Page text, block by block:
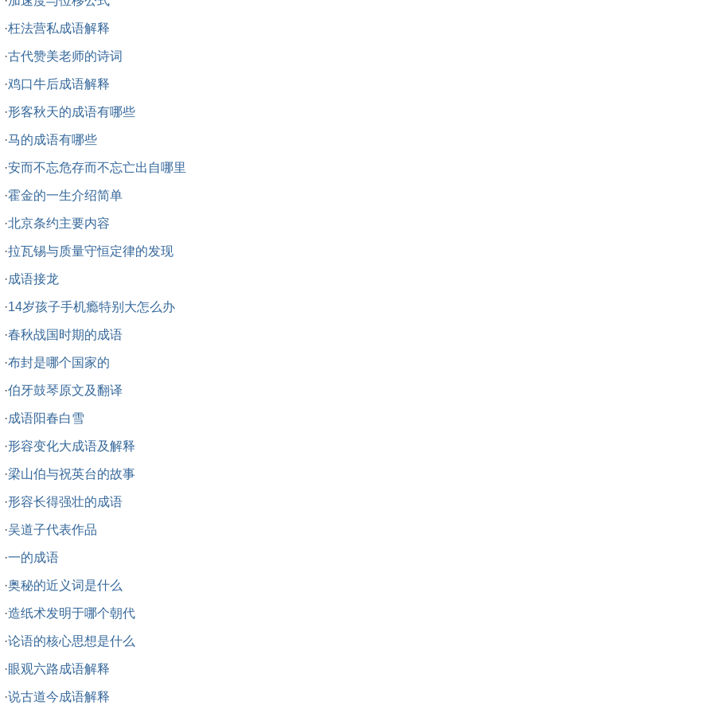
·枉法营私成语解释
·古代赞美老师的诗词
·鸡口牛后成语解释
·形客秋天的成语有哪些
·马的成语有哪些
·安而不忘危存而不忘亡出自哪里
·霍金的一生介绍简单
·北京条约主要内容
·拉瓦锡与质量守恒定律的发现
·成语接龙
·14岁孩子手机瘾特别大怎么办
·春秋战国时期的成语
·布封是哪个国家的
·伯牙鼓琴原文及翻译
·成语阳春白雪
·形容变化大成语及解释
·梁山伯与祝英台的故事
·形容长得强壮的成语
·吴道子代表作品
·一的成语
·奥秘的近义词是什么
·造纸术发明于哪个朝代
·论语的核心思想是什么
·眼观六路成语解释
·说古道今成语解释